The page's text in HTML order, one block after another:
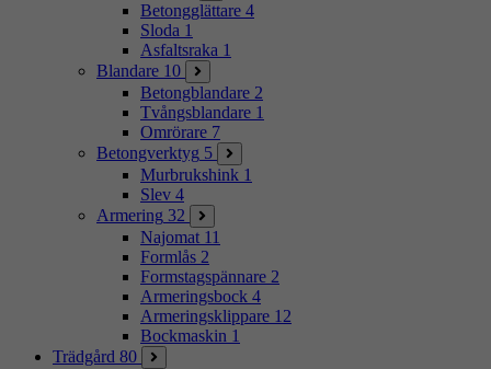
Betongglättare 4
Sloda 1
Asfaltsraka 1
Blandare 10
Betongblandare 2
Tvångsblandare 1
Omrörare 7
Betongverktyg 5
Murbrukshink 1
Slev 4
Armering 32
Najomat 11
Formlås 2
Formstagspännare 2
Armeringsbock 4
Armeringsklippare 12
Bockmaskin 1
Trädgård 80